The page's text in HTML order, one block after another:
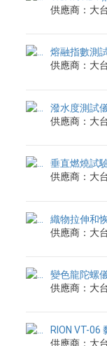
供應商：大
熔融指數測
供應商：大
潑水度測試
供應商：大
垂直燃燒試
供應商：大
織物拉伸和
供應商：大
變色龍陀螺
供應商：大
RION VT-06
供應商：大